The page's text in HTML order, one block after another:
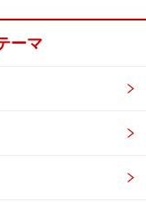
近くにも感じたの
そむけ、反対側の
喚起をし、クマが
下山した筆者は、
没した登山道の道
ーマ